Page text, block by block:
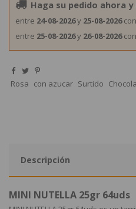
Haga su pedido ahora y
entre 24-08-2026y 25-08-2026con
entre 25-08-2026y 26-08-2026con
Rosa con azucar Surtido
Descripción
MINI NUTELLA 25gr 64uds